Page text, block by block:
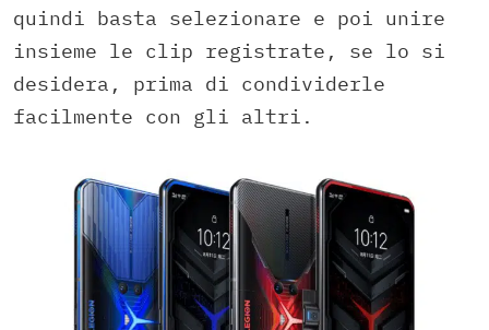
quindi basta selezionare e poi unire
insieme le clip registrate, se lo si
desidera, prima di condividerle
facilmente con gli altri.